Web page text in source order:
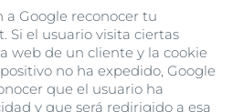
a Google reconocer tu
Si el usuario visita ciertas
web de un cliente y la cookie
no ha expedido, Google
que el usuario ha
y que será redirigido a esa